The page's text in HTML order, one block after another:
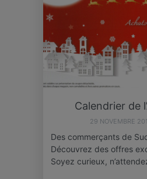
Calendrier de
29 NOVEMBRE
Des commerçants de
Découvrez des offres
Soyez curieux,